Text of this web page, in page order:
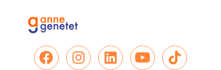
Nous retrouver sur
Nous retrouver sur
Nous retrouver
NousNous